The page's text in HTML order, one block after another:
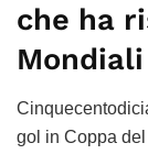
che ha
Mondiali
gol in Coppa